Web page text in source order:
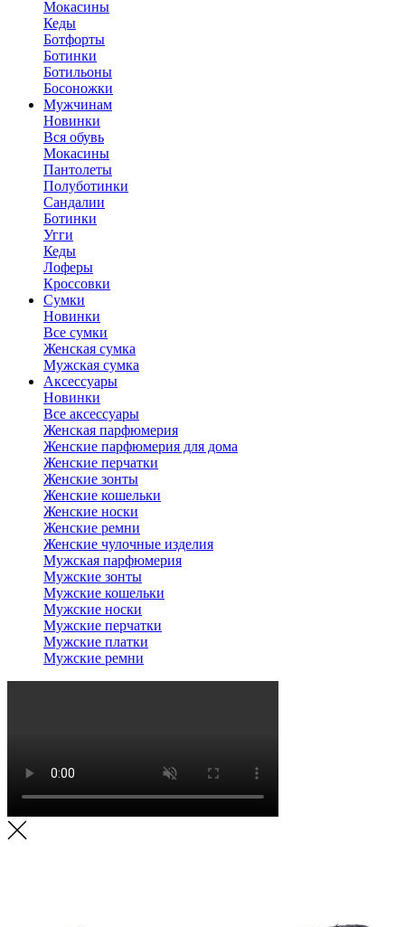
Мокасины
Кеды
Ботфорты
Ботинки
Ботильоны
Босоножки
Мужчинам
Новинки
Вся обувь
Мокасины
Пантолеты
Полуботинки
Сандалии
Ботинки
Угги
Кеды
Лоферы
Кроссовки
Сумки
Новинки
Все сумки
Женская сумка
Мужская сумка
Аксессуары
Новинки
Все аксессуары
Женская парфюмерия
Женские парфюмерия для дома
Женские перчатки
Женские зонты
Женские кошельки
Женские носки
Женские ремни
Женские чулочные изделия
Мужская парфюмерия
Мужские зонты
Мужские кошельки
Мужские носки
Мужские перчатки
Мужские платки
Мужские ремни